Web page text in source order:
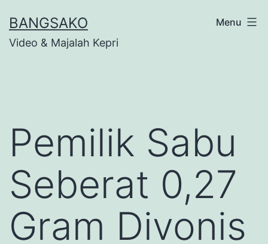
to
content
BANGSAKO
Video & Majalah Kepri
Menu
Pemilik Sabu
Seberat 0,27
Gram Divonis